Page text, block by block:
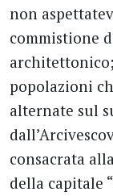
non
commistione
popolazioni
alternate sul
consacrata
della capitale